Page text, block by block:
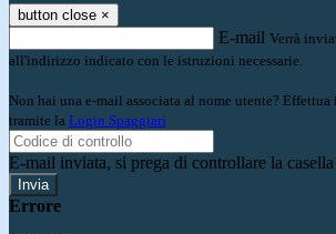
button close ×
E-mail Verrà
all'indirizzo indicato con le istruzioni necessarie.
Non hai una e-mail associata al nome utente? Effettua
tramite la Login Spaggiari
E-mail inviata, si prega di controllare la
Errore